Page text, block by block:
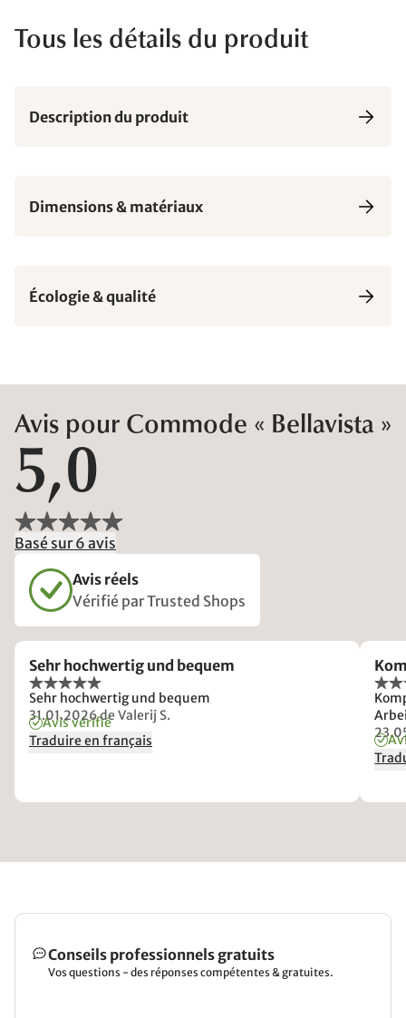
Tous les détails du produit
Description du produit
Dimensions & matériaux
Écologie & qualité
Avis pour Commode « Bellavista »
5,0
Basé sur 6 avis
Avis réels
Vérifié par Trusted Shops
Sehr hochwertig und bequem
Sehr hochwertig und bequem
31.01.2026de Valerij S.
Avis vérifié
Traduire en français
Conseils professionnels gratuits
Vos questions - des réponses compétentes & gratuites.